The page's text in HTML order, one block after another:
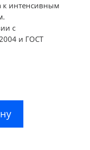
к интенсивным
с
и ГОСТ